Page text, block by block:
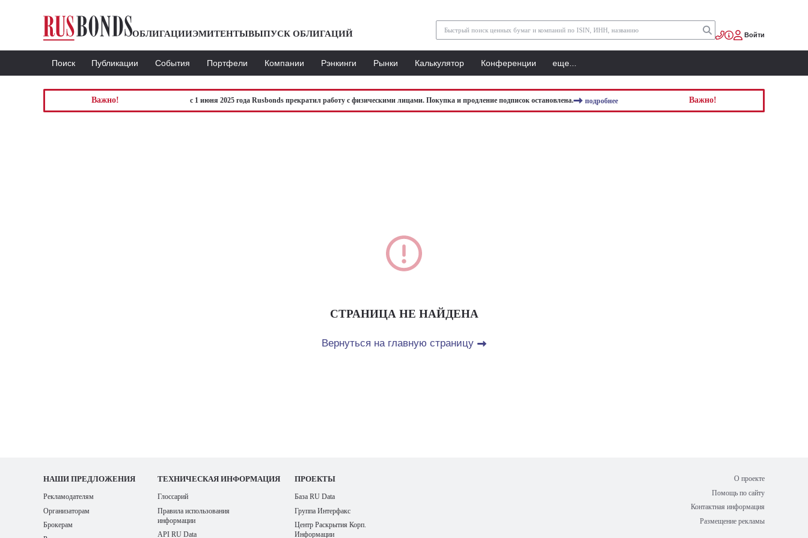
ОБЛИГАЦИИЭМИТЕНТЫВЫПУСК ОБЛИГАЦИЙ Войти
Поиск Публикации События Портфели Компании Рэнкинги Рынки Калькулятор Конференции еще...
Важно! с 1 июня 2025 года Rusbonds прекратил работу с физическими лицами. Покупка и продление подписок остановлена. подробнее Важно!
СТРАНИЦА НЕ НАЙДЕНА
Вернуться на главную страницу
НАШИ ПРЕДЛОЖЕНИЯ
Рекламодателям
Организаторам
Брокерам
ТЕХНИЧЕСКАЯ ИНФОРМАЦИЯ
Глоссарий
Правила использования
информации
API RU Data
ПРОЕКТЫ
База RU Data
Группа Интерфакс
Центр Раскрытия Корп.
Информации
О проекте
Помощь по сайту
Контактная информация
Размещение рекламы